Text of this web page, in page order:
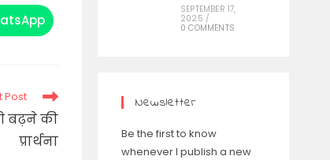
Post
बढ़ने की
प्रार्थना
SEPTEMBER 17,
2025 /
0 COMMENTS
Newsletter
Be the first to know
whenever I publish a new